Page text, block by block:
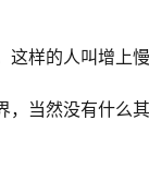
样的人叫增上慢
当然没有什么